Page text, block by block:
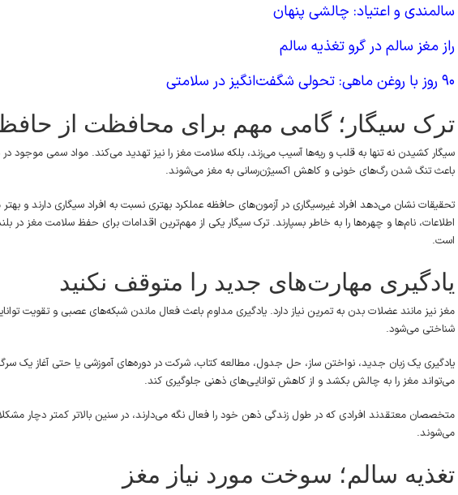
سالمندی و اعتیاد: چالشی پنهان
راز مغز سالم در گرو تغذیه سالم
90 روز با روغن ماهی: تحولی شگفت‌انگیز در سلامتی
ترک سیگار؛ گامی مهم برای محافظت از
سیگار کشیدن نه تنها به قلب و ریه‌ها آسیب می‌زند، بلکه سلامت مغز را نیز تهدید می‌کند. مواد سمی موجود در
باعث تنگ شدن رگ‌های خونی و کاهش اکسیژن‌رسانی به مغز می‌شوند.
تحقیقات نشان می‌دهد افراد غیرسیگاری در آزمون‌های حافظه عملکرد بهتری نسبت به افراد سیگاری دارند و بهتر
اطلاعات، نام‌ها و چهره‌ها را به خاطر بسپارند. ترک سیگار یکی از مهم‌ترین اقدامات برای حفظ سلامت مغز در
است.
یادگیری مهارت‌های جدید را متوقف نکنید
مغز نیز مانند عضلات بدن به تمرین نیاز دارد. یادگیری مداوم باعث فعال ماندن شبکه‌های عصبی و تقویت
شناختی می‌شود.
یادگیری یک زبان جدید، نواختن ساز، حل جدول، مطالعه کتاب، شرکت در دوره‌های آموزشی یا حتی آغاز یک
می‌تواند مغز را به چالش بکشد و از کاهش توانایی‌های ذهنی جلوگیری کند.
متخصصان معتقدند افرادی که در طول زندگی ذهن خود را فعال نگه می‌دارند، در سنین بالاتر کمتر دچار
می‌شوند.
تغذیه سالم؛ سوخت مورد نیاز مغز